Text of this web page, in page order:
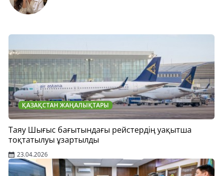
ҚАЗАҚСТАН ЖАҢАЛЫҚТАРЫ
Таяу Шығыс бағытындағы рейстердің уақытша
тоқтатылуы ұзартылды
23.04.2026